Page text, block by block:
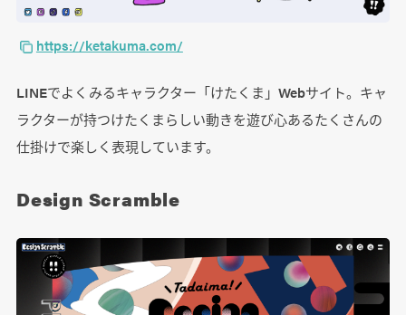
https://ketakuma.com/
LINEでよくみるキャラクター「けたくま」Webサイト。キャ
ラクターが持つけたくまらしい動きを遊び心あるたくさんの
仕掛けで楽しく表現しています。
Design Scramble